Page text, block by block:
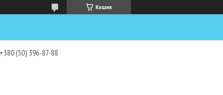
Кошик
+380 (50) 396-87-88